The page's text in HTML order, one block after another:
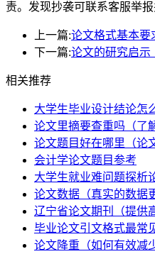
责。发现抄袭可联系客服举
上一篇:论文格式基本要
下一篇:论文的研究启示
相关推荐
大学生毕业设计结论怎
论文里摘要查重吗（了
论文题目好在哪里（论
会计学论文题目参考
大学生就业难问题探析
论文数据（真实的数据
辽宁省论文期刊（提供
毕业论文引文格式最常
论文降重（如何有效减